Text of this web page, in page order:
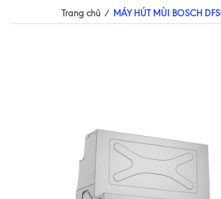
Trang chủ / MÁY HÚT MÙI BOSCH